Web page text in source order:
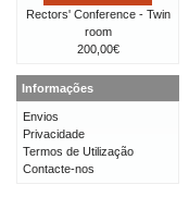
Rectors' Conference - Twin
room
200,00€
Informações
Envios
Privacidade
Termos de Utilização
Contacte-nos